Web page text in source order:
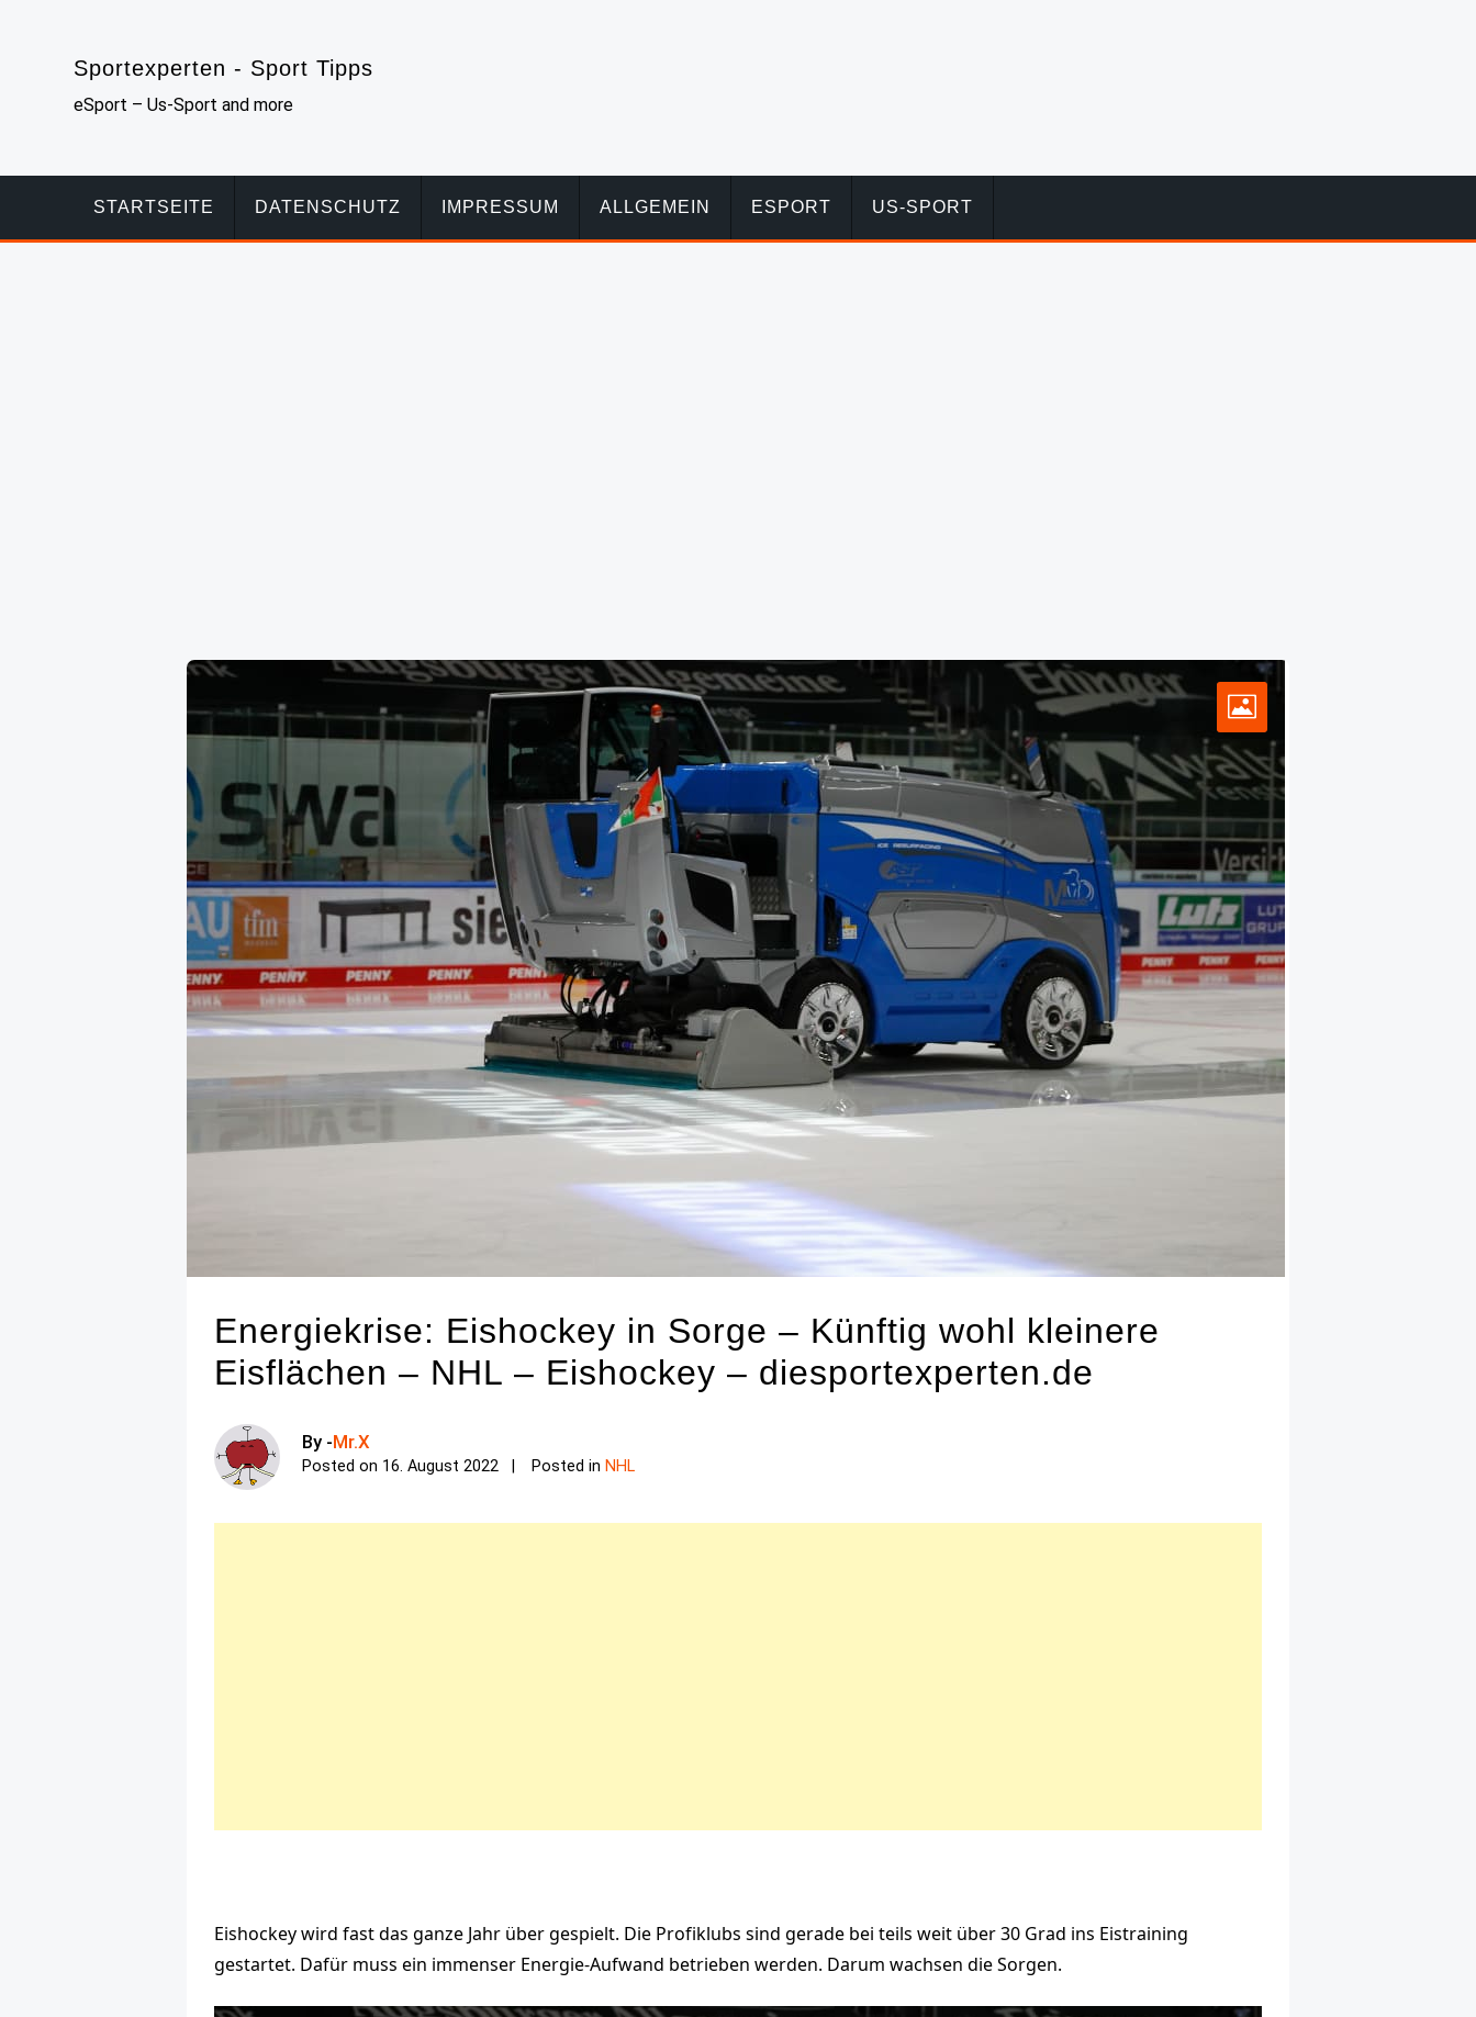
Sportexperten - Sport Tipps
eSport – Us-Sport and more
STARTSEITE DATENSCHUTZ IMPRESSUM ALLGEMEIN ESPORT US-SPORT
Energiekrise: Eishockey in Sorge – Künftig wohl kleinere
Eisflächen – NHL – Eishockey – diesportexperten.de
By -Mr.X
Posted on 16. August 2022 Posted in NHL
Eishockey wird fast das ganze Jahr über gespielt. Die Profiklubs sind gerade bei teils weit über 30 Grad ins Eistraining
gestartet. Dafür muss ein immenser Energie-Aufwand betrieben werden. Darum wachsen die Sorgen.